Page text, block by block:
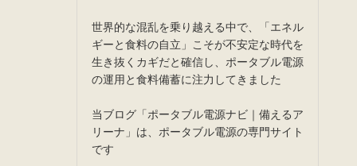
世界的な混乱を乗り越える中で、「エネル
ギーと食料の自立」こそが不安定な時代を
生き抜くカギだと確信し、ポータブル電源
の運用と食料備蓄に注力してきました
当ブログ「ポータブル電源ナビ｜備えるア
リーナ」は、ポータブル電源の専門サイト
です